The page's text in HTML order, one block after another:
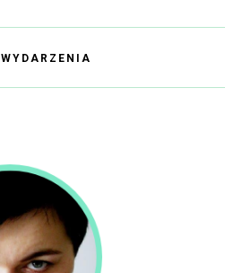
WYDARZENIA